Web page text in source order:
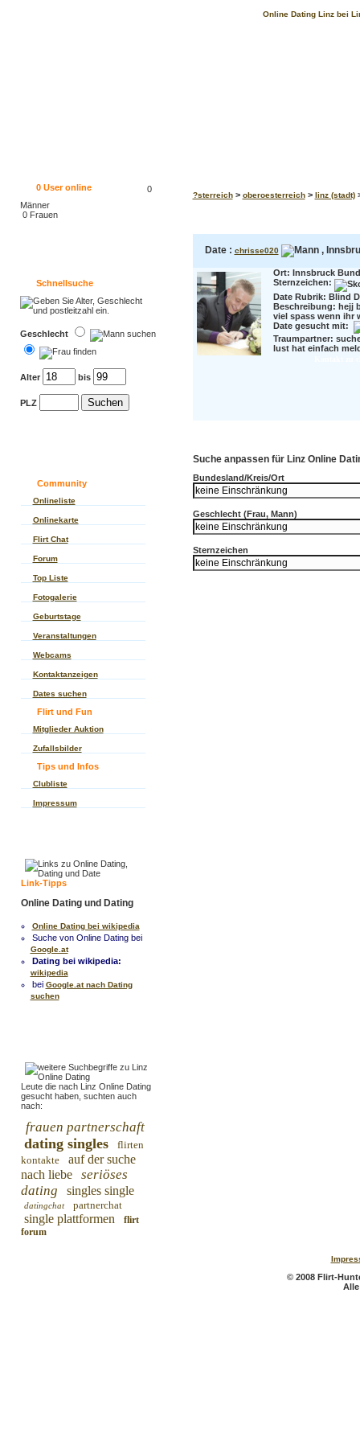
Online Dating Linz bei
0User online
0
Männer
0 Frauen
Schnellsuche
Geschlecht
Alter bis
PLZ
Community
Onlineliste
Onlinekarte
Flirt Chat
Forum
Top Liste
Fotogalerie
Geburtstage
Veranstaltungen
Webcams
Kontaktanzeigen
Dates suchen
Flirt und Fun
Mitglieder Auktion
Zufallsbilder
Tips und Infos
Clubliste
Impressum
Link-Tipps
Online Dating und Dating
Online Dating bei wikipedia
Suche von Online Dating bei
Google.at
Dating bei wikipedia:
wikipedia
bei Google.at nach Dating
suchen
Leute die nach Linz Online Dating
gesucht haben, suchten auch
nach:
frauen partnerschaft
dating singles
flirten
kontakte
auf der suche
nach liebe
seriöses
dating
singles single
datingchat partnerchat
single plattformen
flirt
forum
?sterreich> oberoesterreich> linz (stadt)
Date : chrisse020 ,
Ort: Innsbruck
Sternzeichen:
Date Rubrik: Blind
Beschreibung: hejj
viel spass wenn ihr
Date gesucht mit:
Traumpartner:
lust hat einfach
Suche anpassen für Linz Online
Bundesland/Kreis/Ort
Geschlecht (Frau, Mann)
Sternzeichen
© 2008 Flirt-